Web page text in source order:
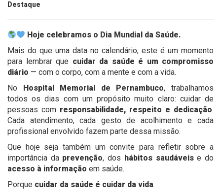
Destaque
Hoje celebramos o Dia Mundial da Saúde.
Mais do que uma data no calendário, este é um momento
para lembrar que cuidar da saúde é um compromisso
diário — com o corpo, com a mente e com a vida.
No Hospital Memorial de Pernambuco, trabalhamos
todos os dias com um propósito muito claro: cuidar de
pessoas com responsabilidade, respeito e dedicação.
Cada atendimento, cada gesto de acolhimento e cada
profissional envolvido fazem parte dessa missão.
Que hoje seja também um convite para refletir sobre a
importância da prevenção, dos hábitos saudáveise do
acesso à informação em saúde.
Porque cuidar da saúde é cuidar da vida.